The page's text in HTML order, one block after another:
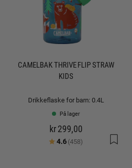
CAMELBAK THRIVE FLIP STRAW
KIDS
Drikkeflaske for barn: 0.4L
På lager
kr 299,00
Karakter:
4.6(458) av 5 mulige